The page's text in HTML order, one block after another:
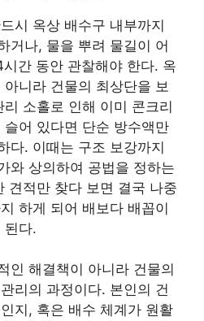
시 옥상 배수구 내부까지
거나, 물을 뿌려 물길이 어
간 동안 관찰해야 한다. 옥
니라 건물의 최상단을 보
소홀로 인해 이미 콘크리
슬어 있다면 단순 방수액만
다. 이때는 구조 보강까지
와 상의하여 공법을 정하는
견적만 찾다 보면 결국 나중
하게 되어 배보다 배꼽이
된다.
인 해결책이 아니라 건물의
리의 과정이다. 본인의 건
지, 혹은 배수 체계가 원활